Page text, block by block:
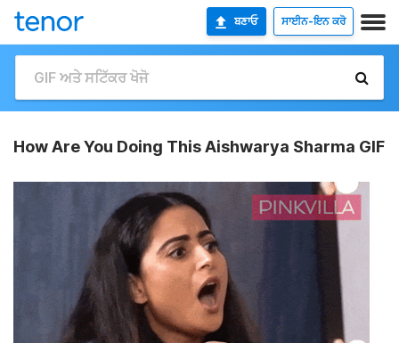
ਬਣਾਓ ਸਾਈਨ-ਇਨ ਕਰੋ
How Are You Doing This Aishwarya Sharma GIF